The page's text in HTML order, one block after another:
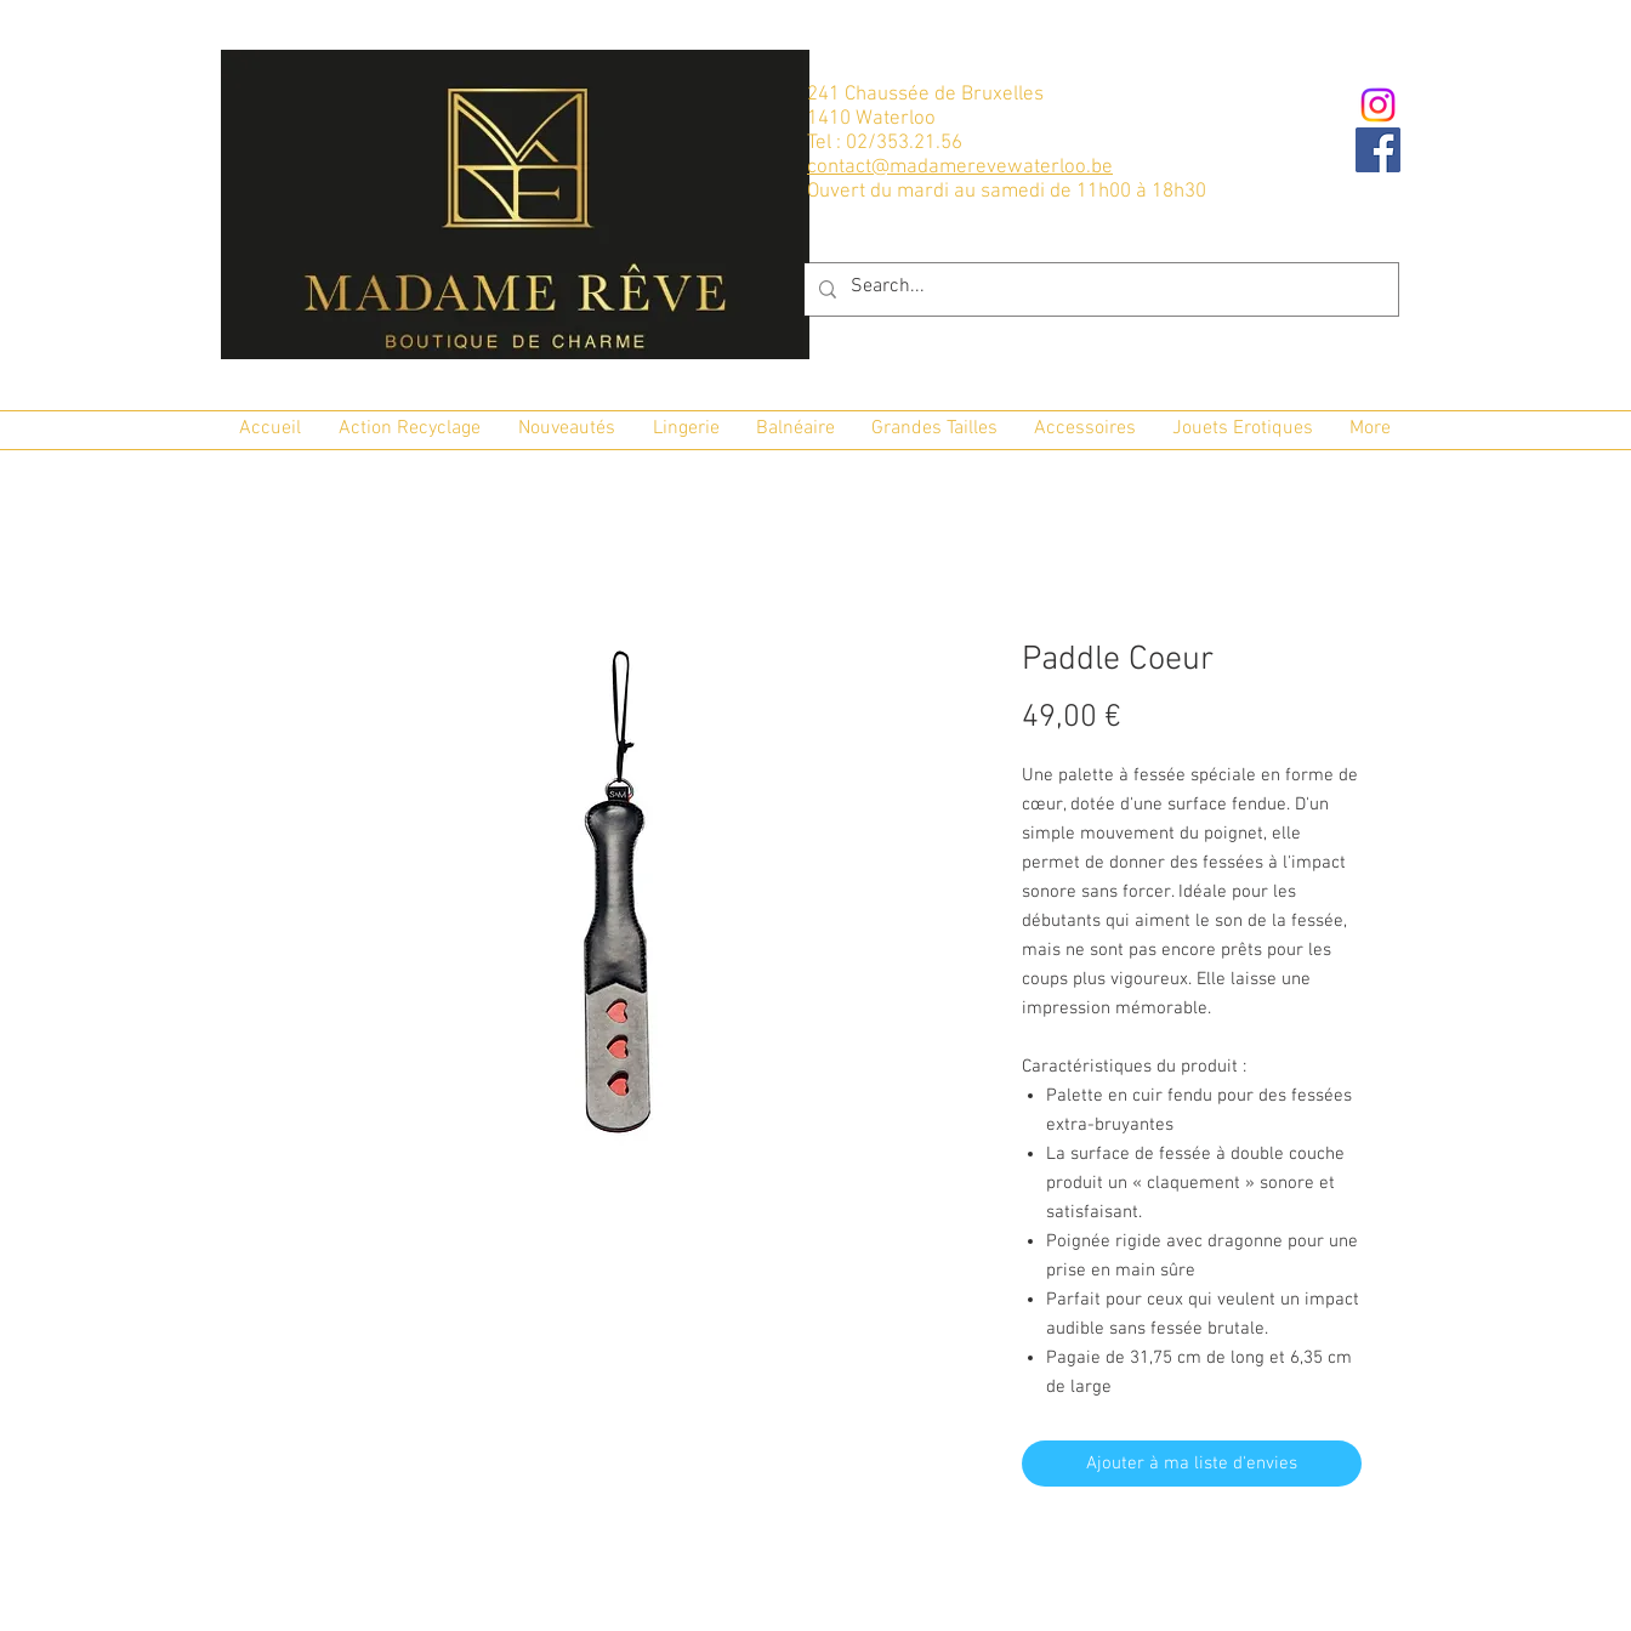
241 Chaussée de Bruxelles
1410 Waterloo
Tel : 02/353.21.56
contact@madamerevewaterloo.be
Ouvert du mardi au samedi de 11h00 à 18h30
Accueil Action Recyclage Nouveautés Lingerie Balnéaire Grandes Tailles Accessoires Jouets Erotiques More
Paddle Coeur
49,00 €
Une palette à fessée spéciale en forme de
cœur, dotée d'une surface fendue. D'un
simple mouvement du poignet, elle
permet de donner des fessées à l'impact
sonore sans forcer. Idéale pour les
débutants qui aiment le son de la fessée,
mais ne sont pas encore prêts pour les
coups plus vigoureux. Elle laisse une
impression mémorable.
Caractéristiques du produit :
Palette en cuir fendu pour des fessées
extra-bruyantes
La surface de fessée à double couche
produit un « claquement » sonore et
satisfaisant.
Poignée rigide avec dragonne pour une
prise en main sûre
Parfait pour ceux qui veulent un impact
audible sans fessée brutale.
Pagaie de 31,75 cm de long et 6,35 cm
de large
Ajouter à ma liste d'envies